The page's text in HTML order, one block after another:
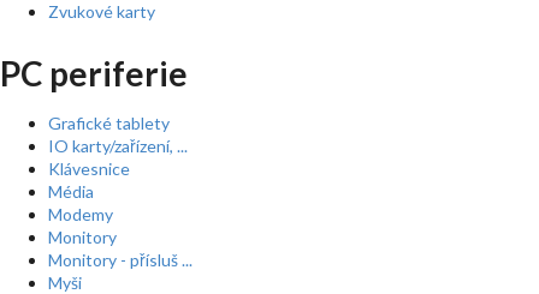
Zvukové karty
PC periferie
Grafické tablety
IO karty/zařízení, ...
Klávesnice
Média
Modemy
Monitory
Monitory - přísluš ...
Myši